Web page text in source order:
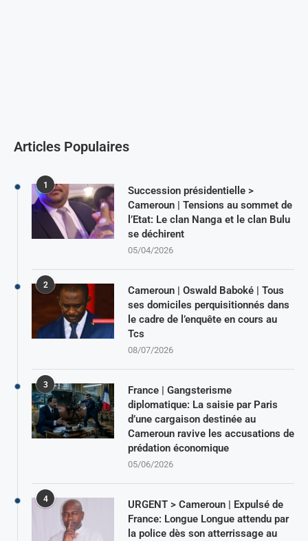
Articles Populaires
1
Succession présidentielle >
Cameroun | Tensions au sommet de
l’Etat: Le clan Nanga et le clan Bulu
se déchirent
05/04/2026
2
Cameroun | Oswald Baboké | Tous
ses domiciles perquisitionnés dans
le cadre de l’enquête en cours au
Tcs
08/07/2026
3
France | Gangsterisme
diplomatique: La saisie par Paris
d’une cargaison destinée au
Cameroun ravive les accusations de
prédation économique
05/06/2026
4
URGENT > Cameroun | Expulsé de
France: Longue Longue attendu par
la police dès son atterrissage au